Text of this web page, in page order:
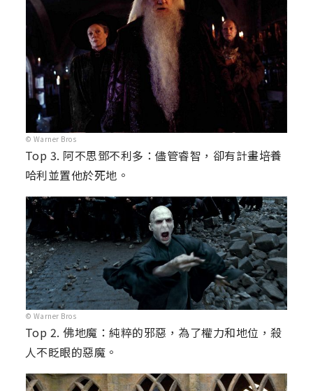
© Warner Bros
Top 3. 阿不思鄧不利多：儘管睿智，卻有計畫培養
哈利並置他於死地。
© Warner Bros
Top 2. 佛地魔：純粹的邪惡，為了權力和地位，殺
人不眨眼的惡魔。